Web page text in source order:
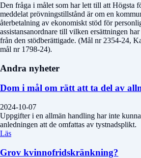
Den fråga i målet som har lett till att Högsta
meddelat prövningstillstånd är om en
återbetalning av ekonomiskt stöd för
assistansanordnare till vilken ersättningen
från den stödberättigade. (Mål nr 2354-24,
mål nr 1798-24).
Andra nyheter
Dom i mål om rätt att ta del av
2024-10-07
Uppgifter i en allmän handling har inte
anledningen att de omfattas av tystnadsplikt.
Läs
Grov kvinnofridskränkning?